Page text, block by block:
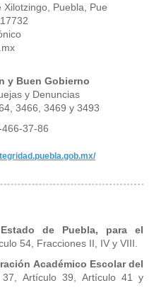
Puebla, Pue
y Buen Gobierno
y Denuncias
3466, 3469 y 3493
37-86
de Puebla, para el
54, Fracciones II, IV y VIII.
Académico Escolar del
Artículo 39, Artículo 41 y